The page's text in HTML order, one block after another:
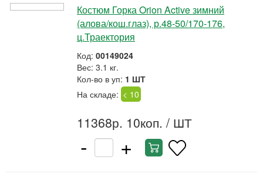
Костюм Горка Orion Active зимний
(алова/кош.глаз), р.48-50/170-176,
ц.Траектория
Код: 00149024
Вес: 3.1 кг.
Кол-во в уп: 1 ШТ
На складе: < 10
11368р. 10коп. / ШТ
- +